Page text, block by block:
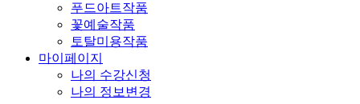
푸드아트작품
꽃예술작품
토탈미용작품
마이페이지
나의 수강신청
나의 정보변경